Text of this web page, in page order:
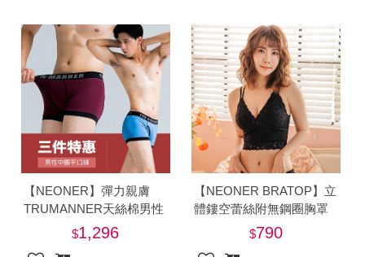
【NEONER】彈力親膚
TRUMANNER天絲棉男性
中腰抗菌內褲三件體驗特
1,296
【NEONER BRATOP】立
體鏤空蕾絲附無鋼圈胸罩
790